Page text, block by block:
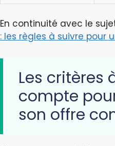
En continuité avec le
: les règles à suivre pour
Les critères
compte
son offre